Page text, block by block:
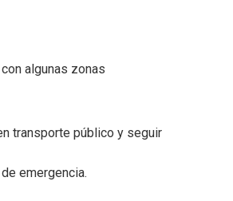
algunas zonas
transporte público y seguir
emergencia.